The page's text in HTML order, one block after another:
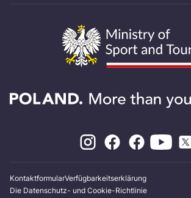
KontaktformularVerfügbarkeitserklärung
Die Datenschutz- und Cookie-Richtlinie